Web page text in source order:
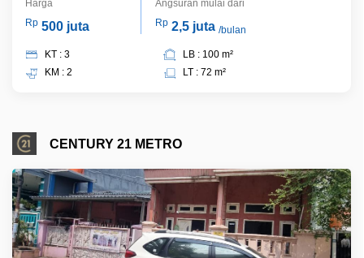
Harga
Rp 500 juta
Angsuran mulai dari
Rp 2,5 juta /bulan
KT : 3
KM : 2
LB : 100 m²
LT : 72 m²
CENTURY 21 METRO